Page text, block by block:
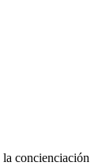
concienciación